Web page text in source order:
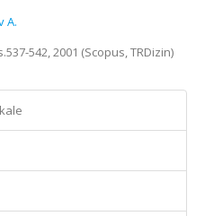
A.
542, 2001 (Scopus, TRDizin)